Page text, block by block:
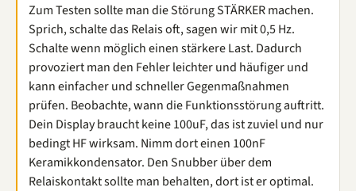
Zum Testen sollte man die Störung STÄRKER machen.
Sprich, schalte das Relais oft, sagen wir mit 0,5 Hz.
Schalte wenn möglich einen stärkere Last. Dadurch
provoziert man den Fehler leichter und häufiger und
kann einfacher und schneller Gegenmaßnahmen
prüfen. Beobachte, wann die Funktionsstörung auftritt.
Dein Display braucht keine 100uF, das ist zuviel und nur
bedingt HF wirksam. Nimm dort einen 100nF
Keramikkondensator. Den Snubber über dem
Relaiskontakt sollte man behalten, dort ist er optimal.